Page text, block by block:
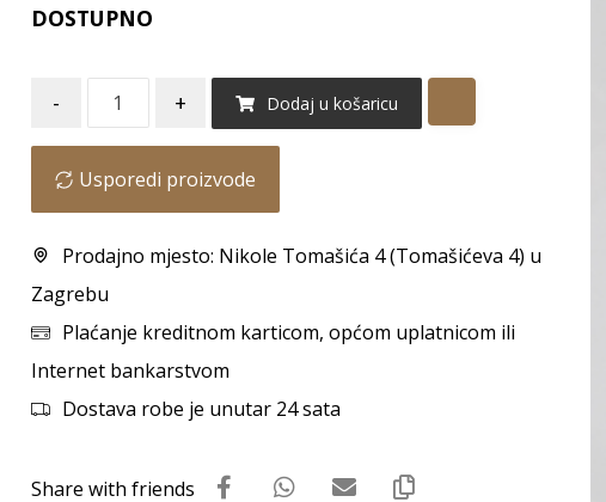
DOSTUPNO
- + Dodaj u košaricu
Usporedi proizvode
Prodajno mjesto: Nikole Tomašića 4 (Tomašićeva 4) u
Zagrebu
Plaćanje kreditnom karticom, općom uplatnicom ili
Internet bankarstvom
Dostava robe je unutar 24 sata